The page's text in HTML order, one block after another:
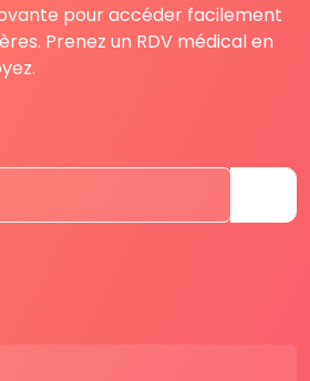
pour accéder facilement
Prenez un RDV médical en